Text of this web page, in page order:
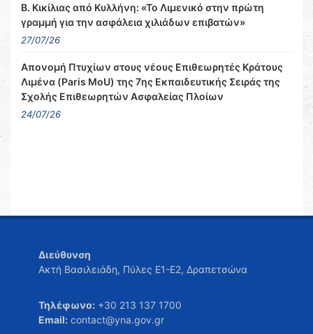
Β. Κικίλιας από Κυλλήνη: «Το Λιμενικό στην πρώτη
γραμμή για την ασφάλεια χιλιάδων επιβατών»
27/07/26
Απονομή Πτυχίων στους νέους Επιθεωρητές Κράτους
Λιμένα (Paris MoU) της 7ης Εκπαιδευτικής Σειράς της
Σχολής Επιθεωρητών Ασφαλείας Πλοίων
24/07/26
Διεύθυνση
Ακτή Βασιλειάδη, Πύλες Ε1-Ε2, Δραπετσώνα
Τηλέφωνο: +30 213 137 1700
Email: contact@yna.gov.gr